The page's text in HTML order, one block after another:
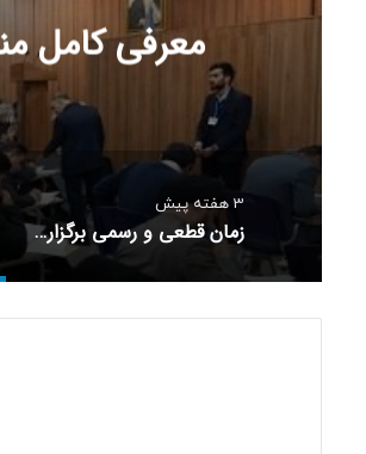
معرفی کامل منابع آزمون
3 هفته پیش
زمان قطعی و رسمی برگزاری آزمون وکالت 1405 کانون‌های وکلا اعلام شد